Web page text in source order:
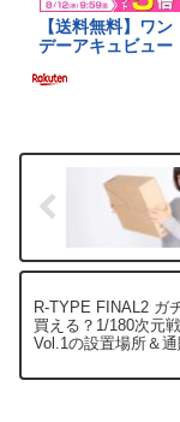
R-TYPE FINAL2 ガ
買える？1/180次元
Vol.1の設置場所＆